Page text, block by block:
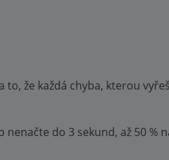
že každá chyba, kterou
nenačte do 3 sekund, až 50